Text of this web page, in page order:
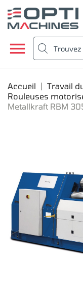

Accueil Travail
Rouleuses
Metallkraft RBM